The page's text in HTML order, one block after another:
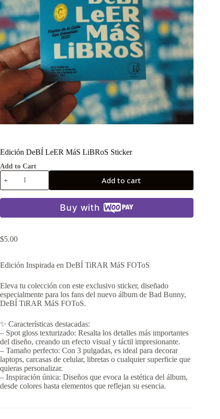
Edición DeBÍ LeER MáS LiBRoS Sticker
Add to Cart
Add to cart
Buy with
$5.00
Edición Inspirada en DeBÍ TiRAR MáS FOToS
Eleva tu colección con este exclusivo sticker, diseñado
especialmente para los fans del nuevo álbum de Bad Bunny,
DeBÍ TiRAR MáS FOToS.
✨ Características destacadas:
– Spot gloss texturizado: Resalta los detalles más importantes
del diseño, creando un efecto visual y táctil impresionante.
– Tamaño perfecto: Con 3 pulgadas, es ideal para decorar
laptops, carcasas de celular, libretas o cualquier superficie que
quieras personalizar.
– Inspiración única: Diseños que evoca la estética del álbum,
desde colores hasta elementos que reflejan su esencia.